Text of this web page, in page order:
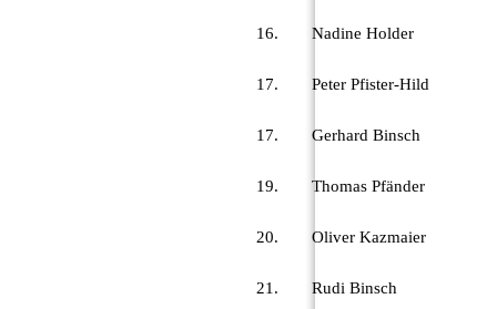
16. Nadine Holder
17. Peter Pfister-Hild
17. Gerhard Binsch
19. Thomas Pfänder
20. Oliver Kazmaier
21. Rudi Binsch